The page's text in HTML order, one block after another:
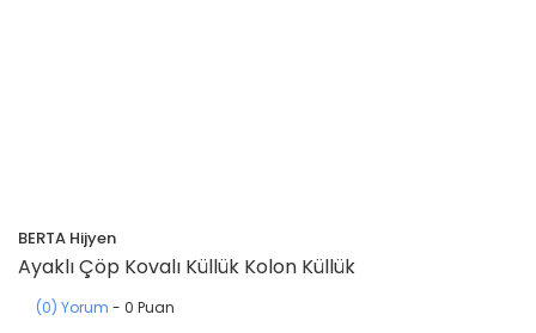
BERTA Hijyen
Ayaklı Çöp Kovalı Küllük Kolon Küllük
(0) Yorum - 0 Puan